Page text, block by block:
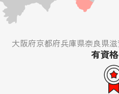
大阪府京都府兵庫県奈良県
有資